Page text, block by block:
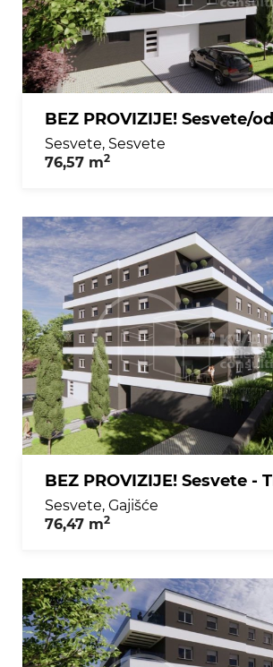
Sesvete, Sesvete
76,57 m2
Sesvete, Gajišće
76,47 m2